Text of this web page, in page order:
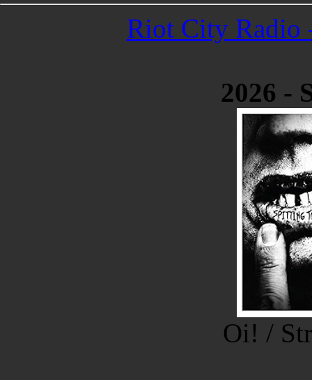
Riot City Radio
2026 -
Oi! /